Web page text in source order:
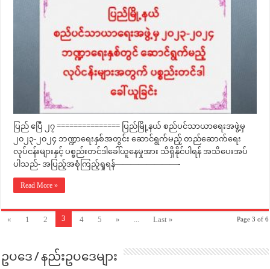
ပြည် ဧပြီ ၂၇ =============== ပြည်မြို့နယ် စည်ပင်သာယာရေးအဖွဲ့မှ
၂၀၂၃-၂၀၂၄ ဘဏ္ဍာရေးနှစ်အတွင်း ဆောင်ရွက်မည့် တည်ဆောက်ရေး
လုပ်ငန်းများနှင့် ပစ္စည်းတင်ဒါခေါ်ယူနေမှုအား သိရှိနိုင်ပါရန် အသိပေးအပ်
ပါသည်- အပြည့်အစုံကြည့်ရှုရန်————————-
Read More »
Page 3 of 6
« 1 2 3 4 5 » Last »
ဥပဒေ / နည်းဥပဒေများ